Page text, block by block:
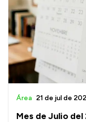
Mes de Julio
Área 21 de jul de